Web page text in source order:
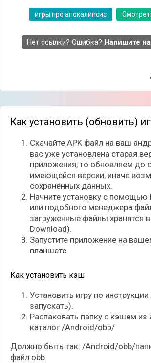
отправляться на вылазки за
сражаться с противниками. Стоит
существами, но и против других
По мере игры, вы сможете нанять в
новых бойцов, и прокачивать
экипировку. Также, полезные
будет получить за удачное
игры про апокалипсис
Нет ссылки? Ошибка? Напишите
Как установить (обновить)
Скачайте APK файл на ваш
вас уже установлена старая
приложения, то обновляем до
имеющейся версии, иначе
сохранённых данных.
Начните установку с помощью
или подобного менеджера
загруженные файлы хранятся
Download).
Запустите приложение на
планшете
Как установить кэш
Установить игру по
запускать).
Распаковать папку с кэшем из
каталог /Android/obb/
Должно быть так: /Android/obb/
файл.obb.